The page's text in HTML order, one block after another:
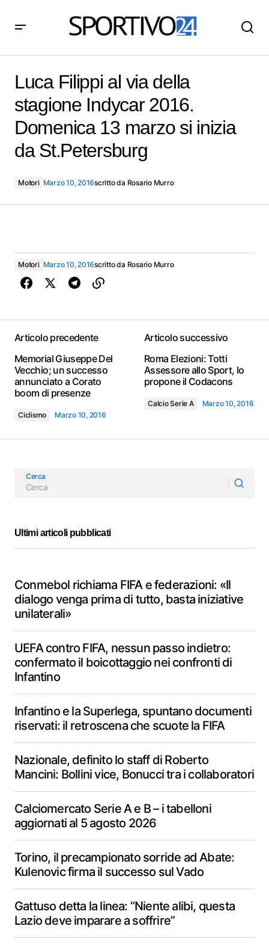
Domenica 13 marzo si inizia da St.Petersburg
Luca Filippi al via della
stagione Indycar 2016.
Domenica 13 marzo si inizia
da St.Petersburg
Motori Marzo 10, 2016scritto da Rosario Murro
Motori Marzo 10, 2016scritto da Rosario Murro
Articolo precedente
Memorial Giuseppe Del
Vecchio; un successo
annunciato a Corato
boom di presenze
Ciclismo Marzo 10, 2016
Articolo successivo
Roma Elezioni: Totti
Assessore allo Sport, lo
propone il Codacons
Calcio Serie A Marzo 10, 2016
Cerca
Ultimi articoli pubblicati
Conmebol richiama FIFA e federazioni: «Il
dialogo venga prima di tutto, basta iniziative
unilaterali»
UEFA contro FIFA, nessun passo indietro:
confermato il boicottaggio nei confronti di
Infantino
Infantino e la Superlega, spuntano documenti
riservati: il retroscena che scuote la FIFA
Nazionale, definito lo staff di Roberto
Mancini: Bollini vice, Bonucci tra i collaboratori
Calciomercato Serie A e B – i tabelloni
aggiornati al 5 agosto 2026
Torino, il precampionato sorride ad Abate:
Kulenovic firma il successo sul Vado
Gattuso detta la linea: “Niente alibi, questa
Lazio deve imparare a soffrire”